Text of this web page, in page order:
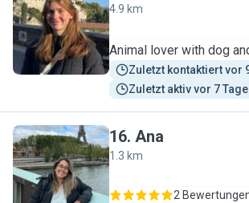
Z
4.9 km
Animal lover with dog
Zuletzt kontaktiert vor
Zuletzt aktiv vor 7
A
16. Ana
1.3 km
2